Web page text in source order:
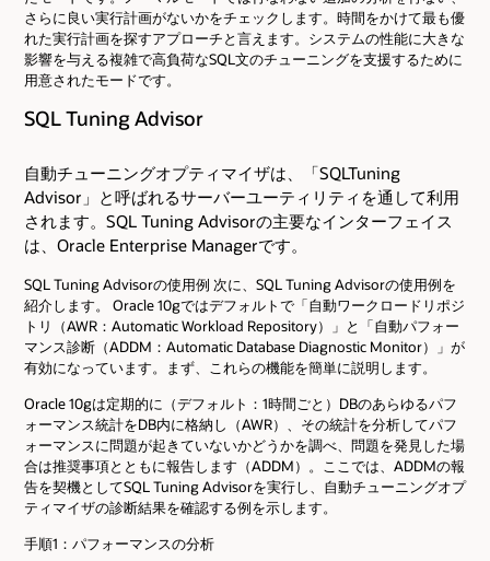
さらに良い実行計画がないかをチェックします。時間をかけて最も優
れた実行計画を探すアプローチと言えます。システムの性能に大きな
影響を与える複雑で高負荷なSQL文のチューニングを支援するために
用意されたモードです。
SQL Tuning Advisor
自動チューニングオプティマイザは、「SQLTuning
Advisor」と呼ばれるサーバーユーティリティを通して利用
されます。SQL Tuning Advisorの主要なインターフェイス
は、Oracle Enterprise Managerです。
SQL Tuning Advisorの使用例 次に、SQL Tuning Advisorの使用例を
紹介します。 Oracle 10gではデフォルトで「自動ワークロードリポジ
トリ（AWR：Automatic Workload Repository）」と「自動パフォー
マンス診断（ADDM：Automatic Database Diagnostic Monitor）」が
有効になっています。まず、これらの機能を簡単に説明します。
Oracle 10gは定期的に（デフォルト：1時間ごと）DBのあらゆるパフ
ォーマンス統計をDB内に格納し（AWR）、その統計を分析してパフ
ォーマンスに問題が起きていないかどうかを調べ、問題を発見した場
合は推奨事項とともに報告します（ADDM）。ここでは、ADDMの報
告を契機としてSQL Tuning Advisorを実行し、自動チューニングオプ
ティマイザの診断結果を確認する例を示します。
手順1：パフォーマンスの分析